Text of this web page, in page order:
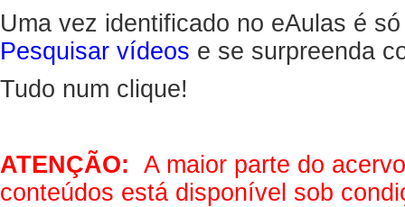
Uma vez identificado no eAulas é
Pesquisar vídeos e se surpreenda
Tudo num clique!
ATENÇÃO: A maior parte do
conteúdos está disponível sob